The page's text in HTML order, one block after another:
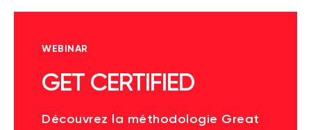
WEBINAR
GET CERTIFIED
Découvrez la méthodologie Great